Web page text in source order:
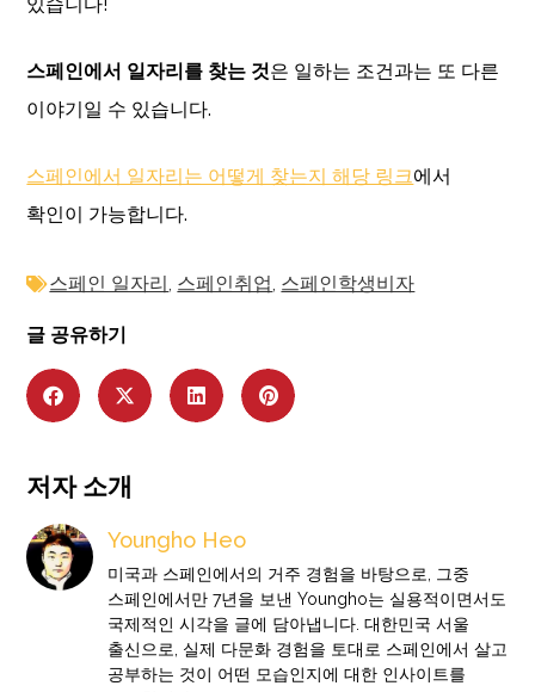
스페인에서 일자리를 찾는 것은 일하는 조건과는 또 다른
이야기일 수 있습니다.
스페인에서 일자리는 어떻게 찾는지 해당 링크에서
확인이 가능합니다.
스페인 일자리 스페인취업 스페인학생비자
글 공유하기
저자 소개
Youngho Heo
미국과 스페인에서의 거주 경험을 바탕으로, 그중
스페인에서만 7년을 보낸 Youngho는 실용적이면서도
국제적인 시각을 글에 담아냅니다. 대한민국 서울
출신으로, 실제 다문화 경험을 토대로 스페인에서 살고
공부하는 것이 어떤 모습인지에 대한 인사이트를